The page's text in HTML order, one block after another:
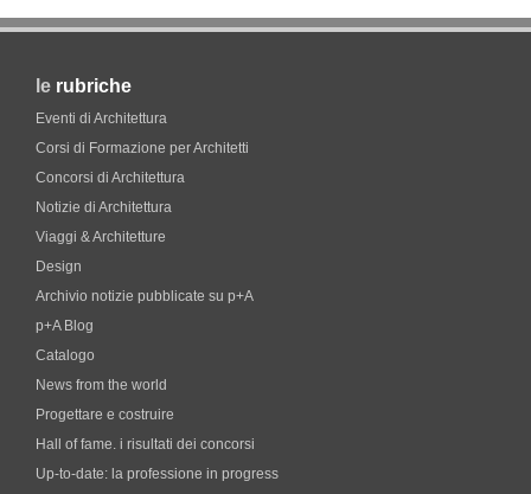
le rubriche
Eventi di Architettura
Corsi di Formazione per Architetti
Concorsi di Architettura
Notizie di Architettura
Viaggi & Architetture
Design
Archivio notizie pubblicate su p+A
p+A Blog
Catalogo
News from the world
Progettare e costruire
Hall of fame. i risultati dei concorsi
Up-to-date: la professione in progress